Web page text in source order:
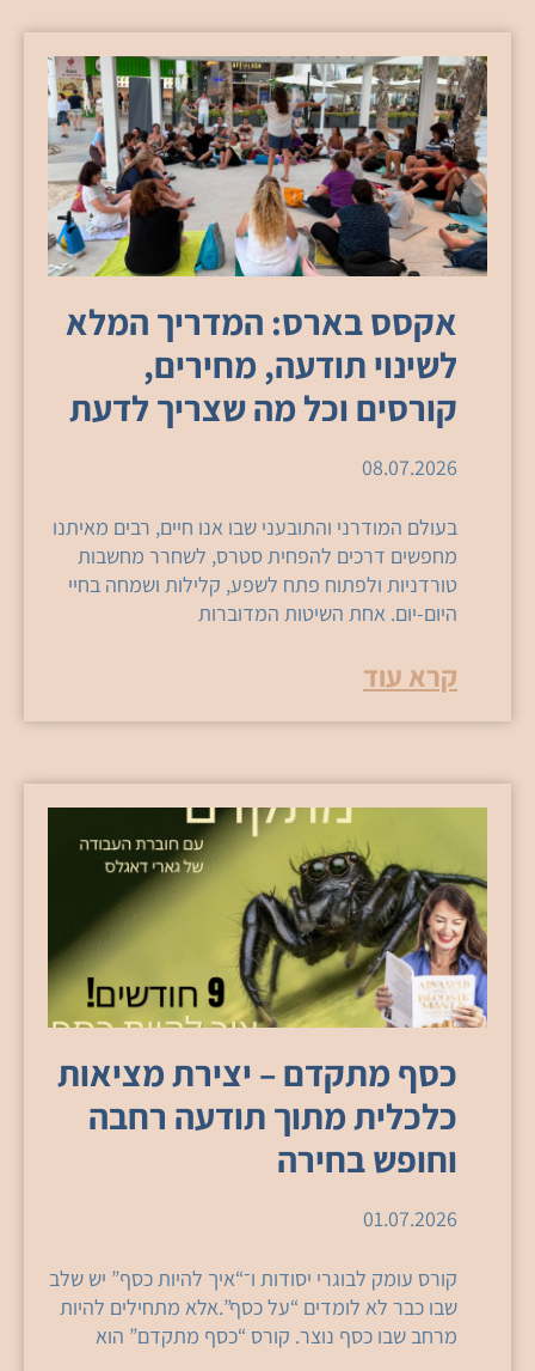
אקסס בארס: המדריך המלא
לשינוי תודעה, מחירים,
קורסים וכל מה שצריך לדעת
08.07.2026
בעולם המודרני והתובעני שבו אנו חיים, רבים מאיתנו
מחפשים דרכים להפחית סטרס, לשחרר מחשבות
טורדניות ולפתוח פתח לשפע, קלילות ושמחה בחיי
היום-יום. אחת השיטות המדוברות
קרא עוד
כסף מתקדם – יצירת מציאות
כלכלית מתוך תודעה רחבה
וחופש בחירה
01.07.2026
קורס עומק לבוגרי יסודות ו־“איך להיות כסף” יש שלב
שבו כבר לא לומדים “על כסף”.אלא מתחילים להיות
מרחב שבו כסף נוצר. קורס “כסף מתקדם” הוא